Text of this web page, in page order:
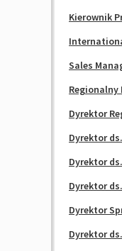
Kierownik
Sales
Regionalny
Dyrektor
Dyrektor
Dyrektor
Dyrektor
Dyrektor
Dyrektor